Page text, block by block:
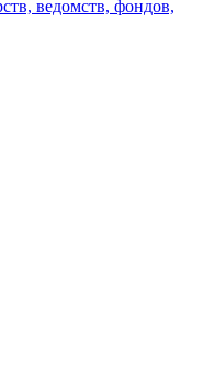
ведомств, фондов,